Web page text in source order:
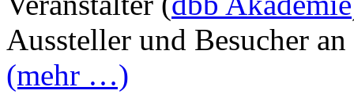
Aussteller und Besucher
(mehr …)